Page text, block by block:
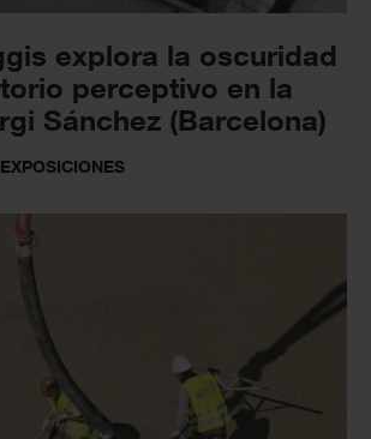
explora la oscuridad
perceptivo en la
Sánchez (Barcelona)
EXPOSICIONES